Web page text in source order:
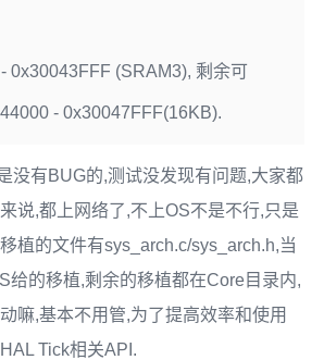
0x30043FFF (SRAM3), 剩余可
- 0x30047FFF(16KB).
没有BUG的,测试没发现有问题,大家都
说,都上网络了,不上OS不是不行,只是
植的文件有sys_arch.c/sys_arch.h,当
给的移植,剩余的移植都在Core目录内,
嘛,基本不用管,为了提高效率和使用
Tick相关API.